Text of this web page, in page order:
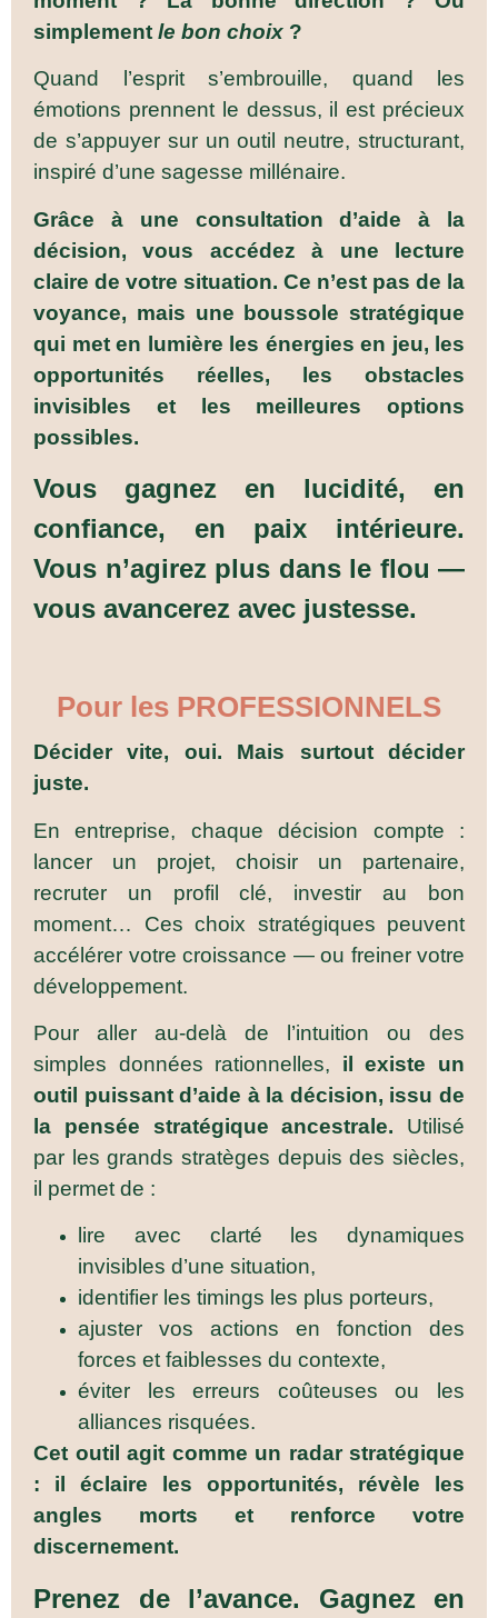
simplement le bon choix ?
Quand l’esprit s’embrouille, quand les
émotions prennent le dessus, il est précieux
de s’appuyer sur un outil neutre, structurant,
inspiré d’une sagesse millénaire.
Grâce à une consultation d’aide à la
décision, vous accédez à une lecture
claire de votre situation. Ce n’est pas de la
voyance, mais une boussole stratégique
qui met en lumière les énergies en jeu, les
opportunités réelles, les obstacles
invisibles et les meilleures options
possibles.
Vous gagnez en lucidité, en
confiance, en paix intérieure.
Vous n’agirez plus dans le flou —
vous avancerez avec justesse.
Pour les PROFESSIONNELS
Décider vite, oui. Mais surtout décider
juste.
En entreprise, chaque décision compte :
lancer un projet, choisir un partenaire,
recruter un profil clé, investir au bon
moment… Ces choix stratégiques peuvent
accélérer votre croissance — ou freiner votre
développement.
Pour aller au-delà de l’intuition ou des
simples données rationnelles, il existe un
outil puissant d’aide à la décision, issu de
la pensée stratégique ancestrale. Utilisé
par les grands stratèges depuis des siècles,
il permet de :
lire avec clarté les dynamiques
invisibles d’une situation,
identifier les timings les plus porteurs,
ajuster vos actions en fonction des
forces et faiblesses du contexte,
éviter les erreurs coûteuses ou les
alliances risquées.
Cet outil agit comme un radar stratégique
: il éclaire les opportunités, révèle les
angles morts et renforce votre
discernement.
Prenez de l’avance. Gagnez en